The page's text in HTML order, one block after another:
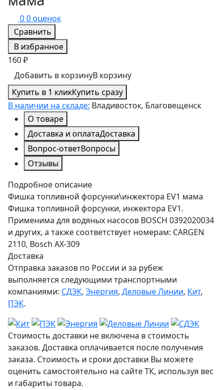
00 оценок
Сравнить
В избранное
160 ₽
Добавить в корзинуВ корзину
Купить в 1 кликКупить сразу
В наличии на складе: Владивосток, Благовещенск
О товаре
Доставка и оплатаДоставка
Вопрос-ответВопросы
Отзывы
Подробное описание
Фишка топливной форсунки\инжектора EV1 мама
Фишка топливной форсунки, инжектора EV1.
Применима для водяных насосов BOSCH 0392020034
и других, а также соответствует номерам: CARGEN
2110, Bosch АХ-309
Доставка
Отправка заказов по России и за рубеж
выполняется следующими транспортными
компаниями: СДЭК, Энергия, Деловые Линии, Кит,
ПЭК.
Стоимость доставки не включена в стоимость
заказов. Доставка оплачивается после получения
заказа. Стоимость и сроки доставки Вы можете
оценить самостоятельно на сайте ТК, используя вес
и габариты товара.